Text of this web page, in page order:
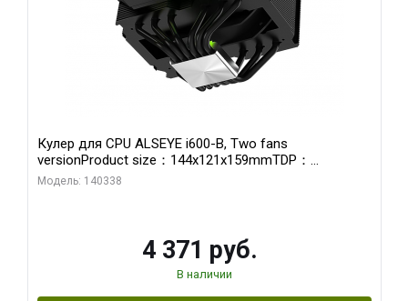
Кулер для CPU ALSEYE i600-B, Two fans
versionProduct size：144x121x159mmTDP：
270WSoldering technology CD textureApplication:Intel：
Модель: 140338
4 371 руб.
В наличии